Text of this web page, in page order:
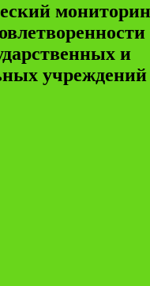
и
учреждений